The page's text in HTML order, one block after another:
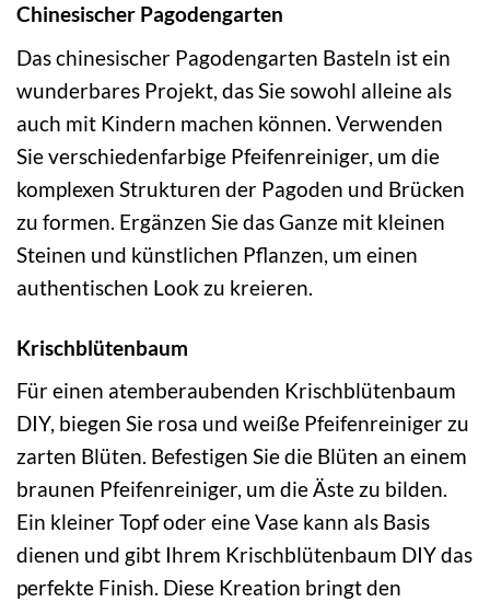
Chinesischer Pagodengarten
Das chinesischer Pagodengarten Basteln ist ein
wunderbares Projekt, das Sie sowohl alleine als
auch mit Kindern machen können. Verwenden
Sie verschiedenfarbige Pfeifenreiniger, um die
komplexen Strukturen der Pagoden und Brücken
zu formen. Ergänzen Sie das Ganze mit kleinen
Steinen und künstlichen Pflanzen, um einen
authentischen Look zu kreieren.
Krischblütenbaum
Für einen atemberaubenden Krischblütenbaum
DIY, biegen Sie rosa und weiße Pfeifenreiniger zu
zarten Blüten. Befestigen Sie die Blüten an einem
braunen Pfeifenreiniger, um die Äste zu bilden.
Ein kleiner Topf oder eine Vase kann als Basis
dienen und gibt Ihrem Krischblütenbaum DIY das
perfekte Finish. Diese Kreation bringt den